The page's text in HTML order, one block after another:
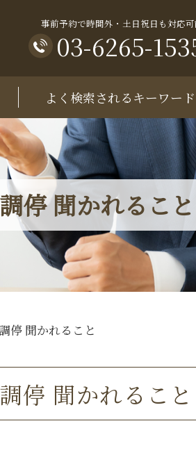
停 聞かれること
事前予約で時間外・土日祝日も対応可
03-6265-
よく検索されるキーワード
停 聞かれること
停 聞かれること